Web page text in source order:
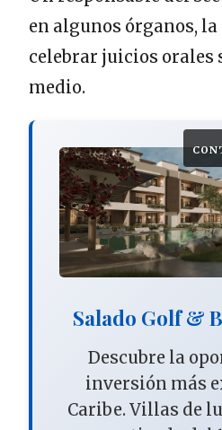
en algunos órganos,
celebrar juicios orales
medio.
Salado Golf &
Descubre la
inversión más
Caribe. Villas de